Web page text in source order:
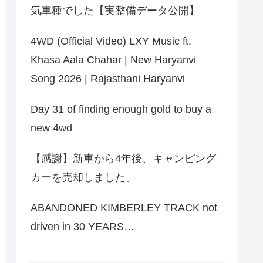
気車種でした【実整備データ公開】
4WD (Official Video) LXY Music ft.
Khasa Aala Chahar | New Haryanvi
Song 2026 | Rajasthani Haryanvi
Day 31 of finding enough gold to buy a
new 4wd
【感謝】新車から4年後、キャンピング
カーを売却しました。
ABANDONED KIMBERLEY TRACK not
driven in 30 YEARS…